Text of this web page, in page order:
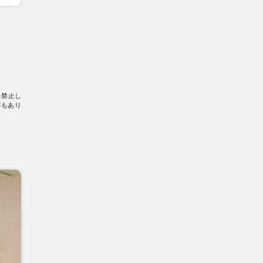
止し
あり